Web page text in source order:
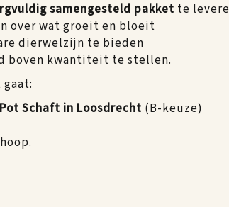
samengesteld pakket te
over wat groeit en bloeit
dierwelzijn te bieden
boven kwantiteit te stellen.
Schaft in Loosdrecht (B-keuze)